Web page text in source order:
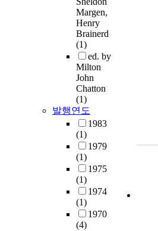
Margen,
Henry
Brainerd
(1)
ed. by
Milton
John
Chatton
(1)
발행연도
1983
(1)
1979
(1)
1975
(1)
1974
(1)
1970
(4)